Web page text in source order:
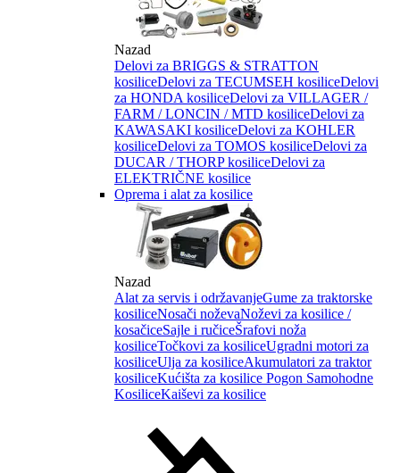
Nazad
Delovi za BRIGGS & STRATTON
kosiliceDelovi za TECUMSEH kosiliceDelovi
za HONDA kosiliceDelovi za VILLAGER /
FARM / LONCIN / MTD kosiliceDelovi za
KAWASAKI kosiliceDelovi za KOHLER
kosiliceDelovi za TOMOS kosiliceDelovi za
DUCAR / THORP kosiliceDelovi za
ELEKTRIČNE kosilice
Oprema i alat za kosilice
Nazad
Alat za servis i održavanjeGume za traktorske
kosiliceNosači noževaNoževi za kosilice /
kosačiceSajle i ručiceŠrafovi noža
kosiliceTočkovi za kosiliceUgradni motori za
kosiliceUlja za kosiliceAkumulatori za traktor
kosiliceKućišta za kosilice Pogon Samohodne
KosiliceKaiševi za kosilice